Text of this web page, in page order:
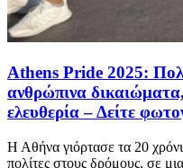
Athens Pride 2025:
ανθρώπινα
ελευθερία – Δείτε
Η Αθήνα γιόρτασε τα 20
πολίτες στους δρόμους, σε